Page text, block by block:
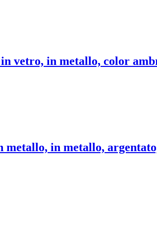
vetro, in metallo, color
metallo, in metallo,